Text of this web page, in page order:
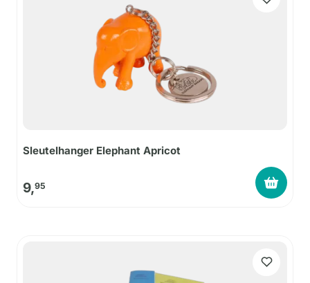
Sleutelhanger Elephant Apricot
9,95